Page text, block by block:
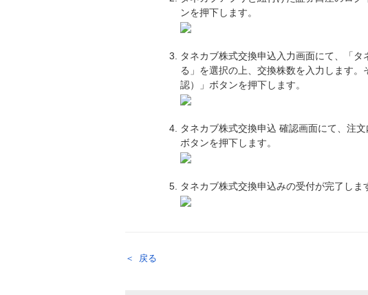
ンを押下します。
タネカブ株式交換申込入力画面にて、「
る」を選択の上、交換株数を入力します
認）」ボタンを押下します。
タネカブ株式交換申込 確認画面にて、注
ボタンを押下します。
タネカブ株式交換申込みの受付が完了しま
戻る